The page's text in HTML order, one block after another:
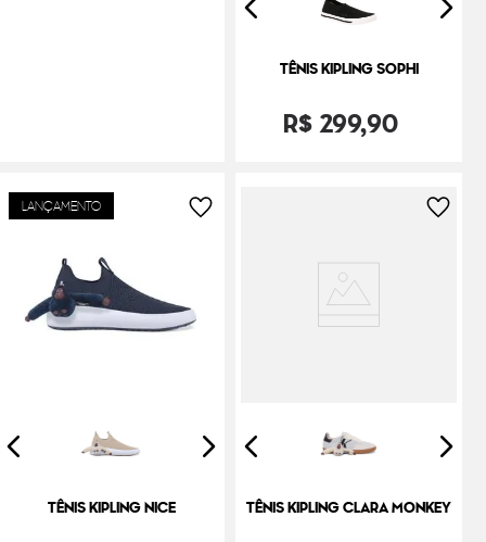
TÊNIS KIPLING SOPHI
R$299,90
LANÇAMENTO
TÊNIS KIPLING NICE TÊNIS KIPLING CLARA MONKEY